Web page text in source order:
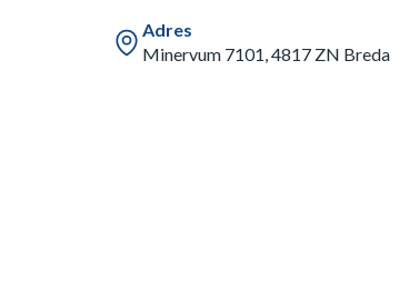
Adres
Minervum 7101, 4817 ZN Breda